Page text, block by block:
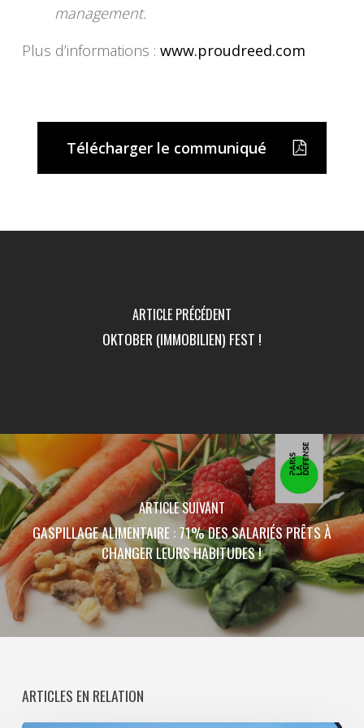
management.
Plus d’informations : www.proudreed.com
Télécharger le communiqué
ARTICLE PRÉCÉDENT
OKTOBER (IMMOBILIEN) FEST !
ARTICLE SUIVANT
GASPILLAGE ALIMENTAIRE : 71% DES SALARIÉS PRÊTS À
CHANGER LEURS HABITUDES !
ARTICLES EN RELATION